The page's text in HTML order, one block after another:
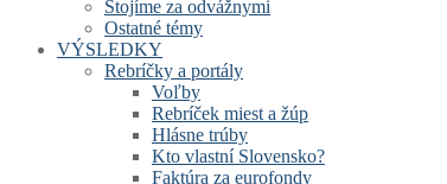
Stojíme za odvážnymi
Ostatné témy
VÝSLEDKY
Rebríčky a portály
Voľby
Rebríček miest a žúp
Hlásne trúby
Kto vlastní Slovensko?
Faktúra za eurofondy